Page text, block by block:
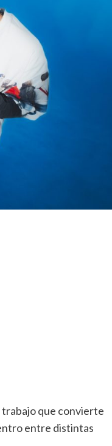
trabajo que convierte
entre distintas